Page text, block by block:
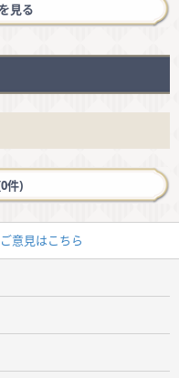
見る
件)
意見はこちら